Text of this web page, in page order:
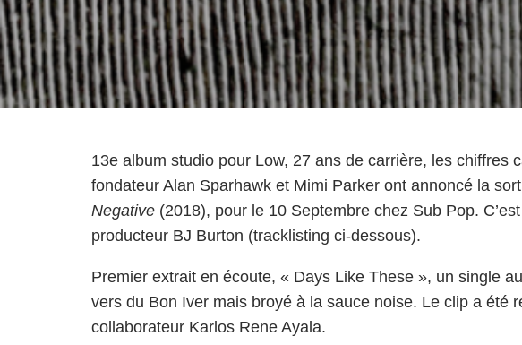
13e album studio pour Low, 27 ans de carrière, les chiffres
fondateur Alan Sparhawk et Mimi Parker ont annoncé la
Negative (2018), pour le 10 Septembre chez Sub Pop.
producteur BJ Burton (tracklisting ci-dessous).
Premier extrait en écoute, « Days Like These », un single
vers du Bon Iver mais broyé à la sauce noise. Le clip a été
collaborateur Karlos Rene Ayala.